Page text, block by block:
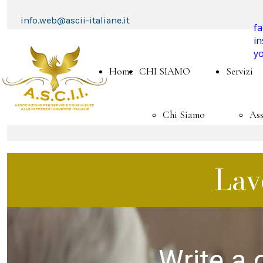
info.web@ascii-italiane.it
Home CHI SIAMO
Chi Siamo
Convenzioni
Servizi